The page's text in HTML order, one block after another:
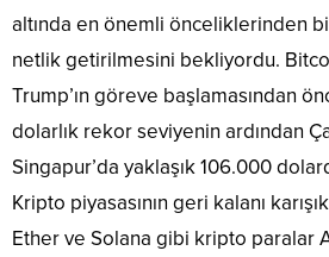
altında en önemli önceliklerinden
netlik getirilmesini bekliyordu.
Trump’ın göreve başlamasından
dolarlık rekor seviyenin ardından
Singapur’da yaklaşık 106.000
Kripto piyasasının geri kalanı
Ether ve Solana gibi kripto paralar